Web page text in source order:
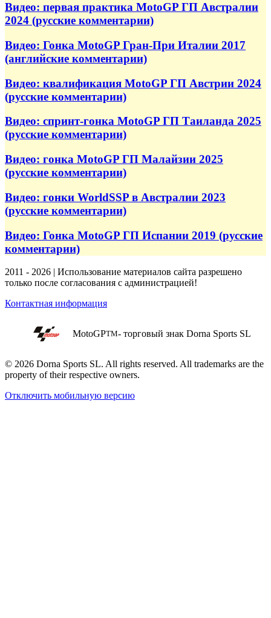
Видео: первая практика MotoGP ГП Австралии
2024 (русские комментарии)
Видео: Гонка MotoGP Гран-При Италии 2017
(английские комментарии)
Видео: квалификация MotoGP ГП Австрии 2024
(русские комментарии)
Видео: спринт-гонка MotoGP ГП Таиланда 2025
(русские комментарии)
Видео: гонка MotoGP ГП Малайзии 2025
(русские комментарии)
Видео: гонки WorldSSP в Австралии 2023
(русские комментарии)
Видео: Гонка MotoGP ГП Испании 2019 (русские
комментарии)
2011 - 2026 | Использование материалов сайта разрешено
только после согласования с администрацией!
Контактная информация
MotoGPTM- торговый знак Dorna Sports SL
© 2026 Dorna Sports SL. All rights reserved. All trademarks are the
property of their respective owners.
Отключить мобильную версию